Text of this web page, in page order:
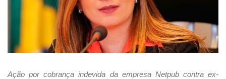
Ação por cobrança indevida da empresa Netpub contra ex-